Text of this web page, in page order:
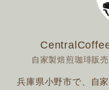
自家製焙煎珈琲販
兵庫県小野市で、自